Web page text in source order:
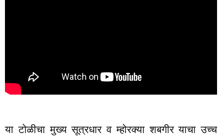
या टोळीचा मुख्य सूत्रधार व म्होरक्या शबगीर याचा उच्च